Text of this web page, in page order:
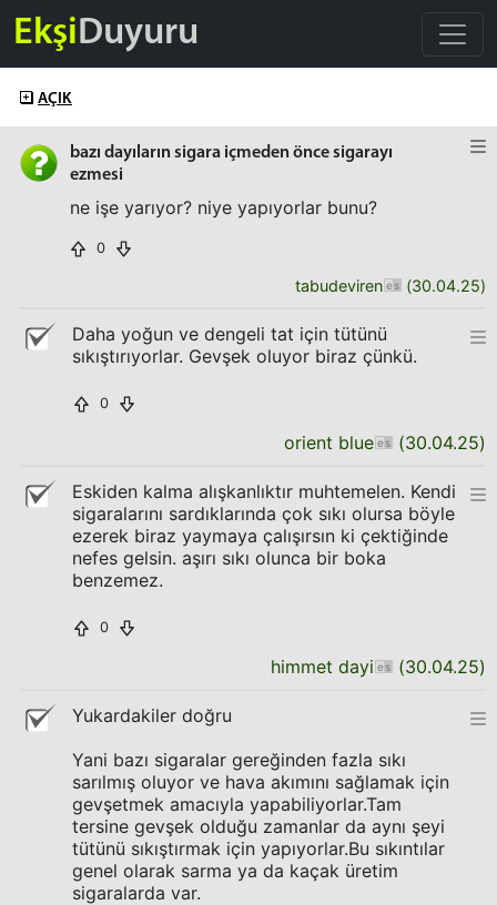
EkşiDuyuru
AÇIK
bazı dayıların sigara içmeden önce sigarayı
ezmesi
ne işe yarıyor? niye yapıyorlar bunu?
0
tabudeviren (30.04.25)
Daha yoğun ve dengeli tat için tütünü
sıkıştırıyorlar. Gevşek oluyor biraz çünkü.
0
orient blue (30.04.25)
Eskiden kalma alışkanlıktır muhtemelen. Kendi
sigaralarını sardıklarında çok sıkı olursa böyle
ezerek biraz yaymaya çalışırsın ki çektiğinde
nefes gelsin. aşırı sıkı olunca bir boka
benzemez.
0
himmet dayi (30.04.25)
Yukardakiler doğru
Yani bazı sigaralar gereğinden fazla sıkı
sarılmış oluyor ve hava akımını sağlamak için
gevşetmek amacıyla yapabiliyorlar.Tam
tersine gevşek olduğu zamanlar da aynı şeyi
tütünü sıkıştırmak için yapıyorlar.Bu sıkıntılar
genel olarak sarma ya da kaçak üretim
sigaralarda var.